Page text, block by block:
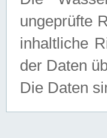
ungeprüfte
inhaltliche
der Daten
Die Daten